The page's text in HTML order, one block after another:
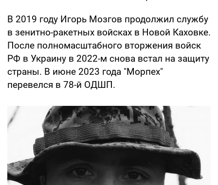
В 2019 году Игорь Мозгов продолжил службу
в зенитно-ракетных войсках в Новой Каховке.
После полномасштабного вторжения войск
РФ в Украину в 2022-м снова встал на защиту
страны. В июне 2023 года "Морпех"
перевелся в 78-й ОДШП.